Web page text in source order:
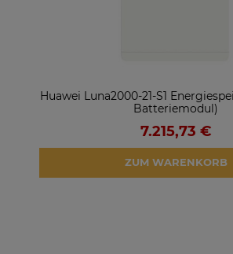
Huawei Luna2000-21-S1
Batteriemodul)
7.215,73 €
ZUM WARENKORB